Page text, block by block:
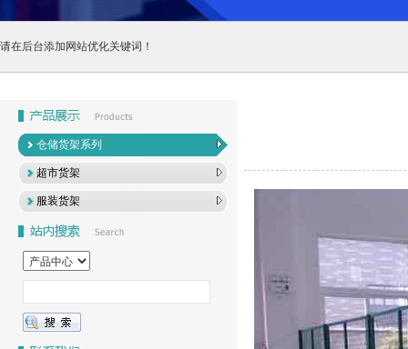
请在后台添加网站优化关键词！
仓储货架系列
超市货架
服装货架